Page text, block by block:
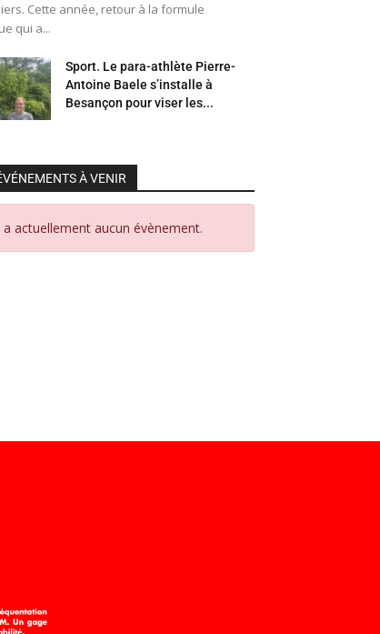
Cette année, retour à la formule
qui a...
Sport. Le para-athlète Pierre-
Antoine Baele s’installe à
Besançon pour viser les...
À VENIR
a actuellement aucun évènement.